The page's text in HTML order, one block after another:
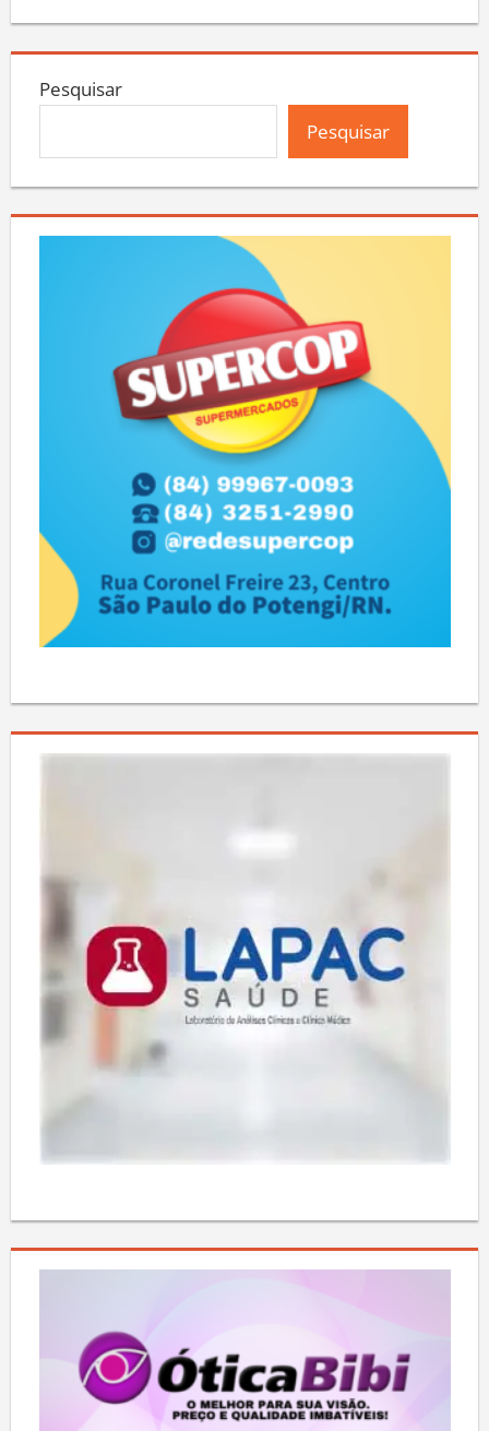
Pesquisar
Pesquisar